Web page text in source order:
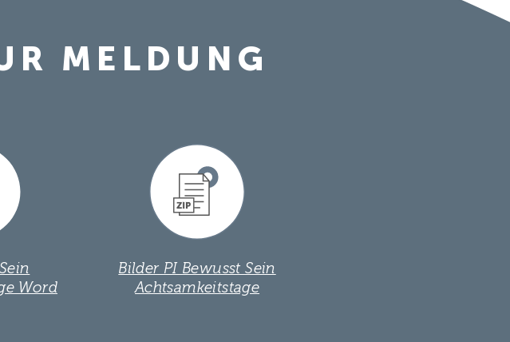
MELDUNG
Word
Bilder PI Bewusst Sein
Achtsamkeitstage